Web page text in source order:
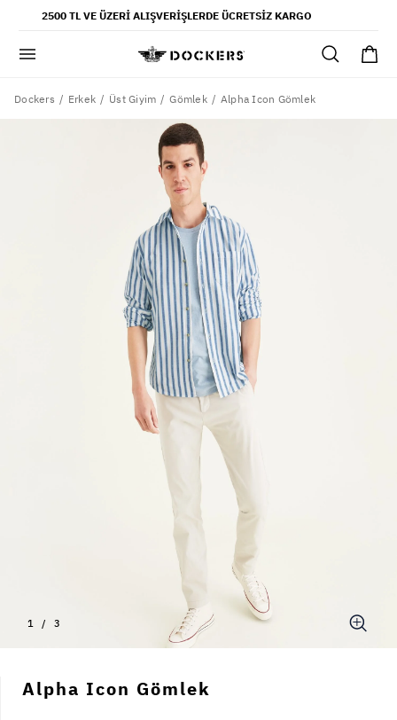
2500 TL VE ÜZERI ALIŞVERIŞLERDE ÜCRETSIZ KARGO
gömlek
şort
ultimate chino pantolon
Dockers Erkek Üst Giyim Gömlek Alpha Icon Gömlek
1 / 3
Alpha Icon Gömlek